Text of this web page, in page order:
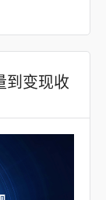
到变现收